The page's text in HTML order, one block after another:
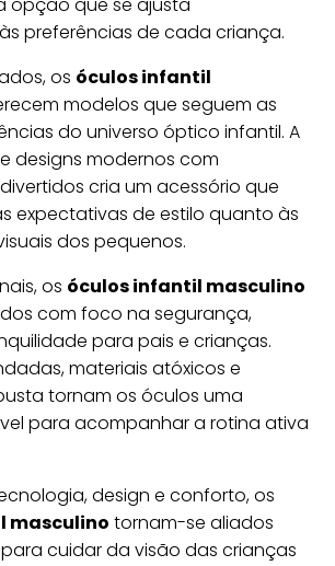
opção que se ajusta
preferências de cada criança.
os óculos infantil
modelos que seguem as
do universo óptico infantil. A
designs modernos com
cria um acessório que
expectativas de estilo quanto às
dos pequenos.
os óculos infantil masculino
com foco na segurança,
para pais e crianças.
materiais atóxicos e
tornam os óculos uma
para acompanhar a rotina ativa
design e conforto, os
masculino tornam-se aliados
cuidar da visão das crianças